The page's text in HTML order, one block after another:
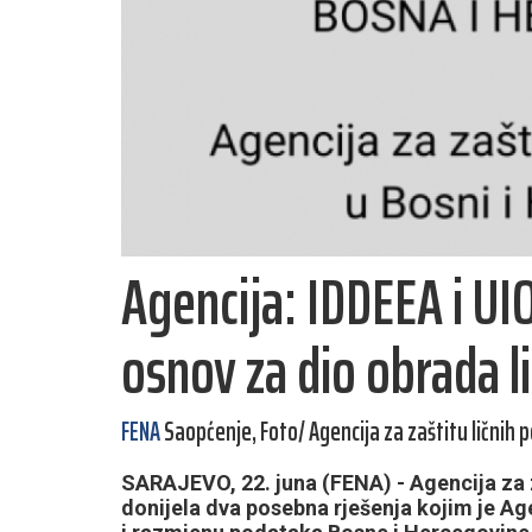
Agencija: IDDEEA i
osnov za dio obrada
FENASaopćenje, Foto/ Agencija za zaštitu ličnih
SARAJEVO, 22. juna (FENA) - Agencija
donijela dva posebna rješenja kojim je